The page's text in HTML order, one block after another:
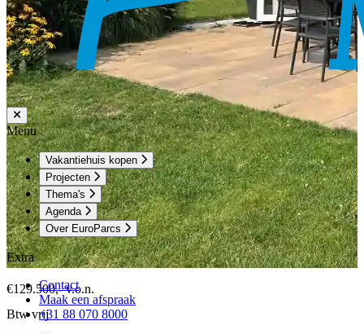
Menu
Vakantiehuis kopen
Projecten
Thema's
Agenda
Over EuroParcs
Extra
Contact
Maak een afspraak
+31 88 070 8000
€129.500,-v.o.n.
Btw vrij